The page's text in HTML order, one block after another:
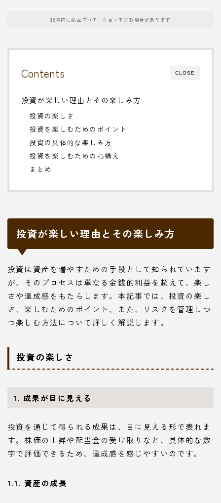
記事内に商品プロモーションを含む場合があります
CLOSE
Contents
投資が楽しい理由とその楽しみ方
投資の楽しさ
投資を楽しむためのポイント
投資の具体的な楽しみ方
投資を楽しむための心構え
まとめ
投資が楽しい理由とその楽しみ方
投資は資産を増やすための手段として知られています
が、そのプロセスは単なる金銭的利益を超えて、楽し
さや達成感をもたらします。本記事では、投資の楽し
さ、楽しむためのポイント、また、リスクを管理しつ
つ楽しむ方法について詳しく解説します。
投資の楽しさ
1. 成果が目に見える
投資を通じて得られる成果は、目に見える形で表れま
す。株価の上昇や配当金の受け取りなど、具体的な数
字で評価できるため、達成感を感じやすいのです。
1.1. 資産の成長